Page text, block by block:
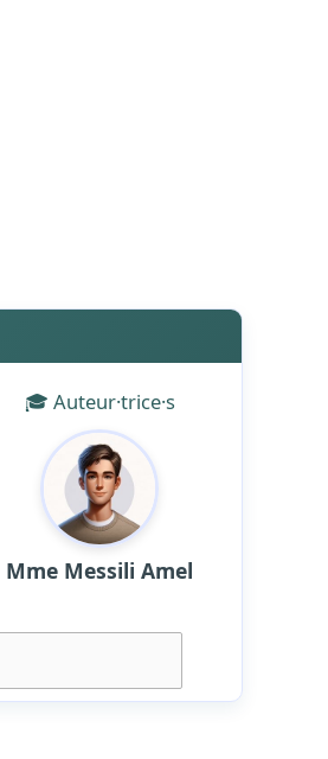
🎓 Auteur·trice·s
Mme Messili Amel